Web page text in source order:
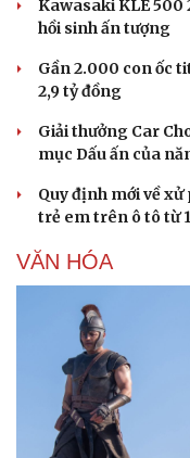
Kawasaki KLE 500
hồi sinh ấn tượng
Gần 2.000 con ốc
2,9 tỷ đồng
Giải thưởng Car
mục Dấu ấn của
Quy định mới về
trẻ em trên ô tô từ
VĂN HÓA